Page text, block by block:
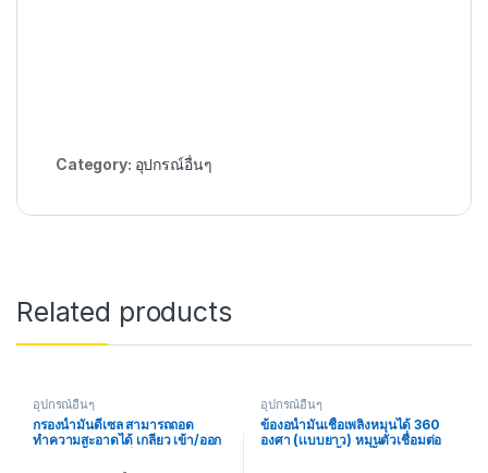
Category: อุปกรณ์อื่นๆ
Related products
อุปกรณ์อื่นๆ
กรองน้ำมันดีเซล สามารถถอด
ทำความสะอาดได้ เกลียว เข้า/ออก
อุปกรณ์อื่นๆ
ข้องอน้ำมันเชื้อเพลิงหมุนได้ 360
องศา (เเบบยาว) หมุนตัวเชื่อมต่อ